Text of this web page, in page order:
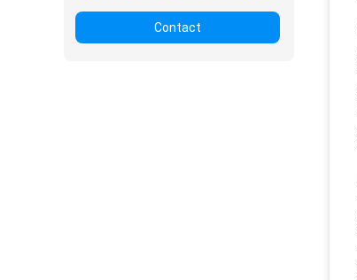
Contact